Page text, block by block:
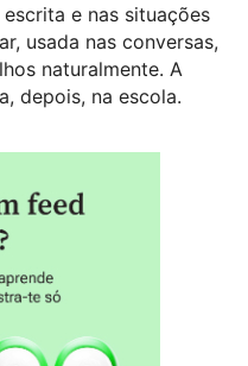
e nas situações
usada nas conversas,
naturalmente. A
depois, na escola.